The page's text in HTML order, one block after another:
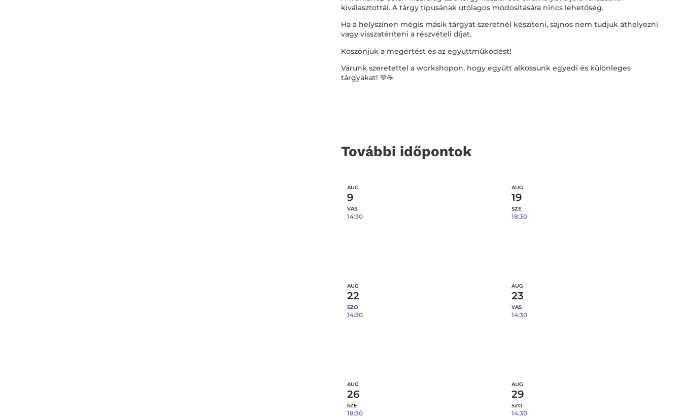
kiválasztottál. A tárgy típusának utólagos módosítására nincs lehetőség.
Ha a helyszínen mégis másik tárgyat szeretnél készíteni, sajnos nem tudjuk áthelyezni
vagy visszatéríteni a részvételi díjat.
Köszönjük a megértést és az együttműködést!
Várunk szeretettel a workshopon, hogy együtt alkossunk egyedi és különleges
tárgyakat! 💙☕️
További időpontok
AUG
9
VAS
14:30
AUG
19
SZE
18:30
AUG
22
SZO
14:30
AUG
23
VAS
14:30
AUG
26
SZE
18:30
AUG
29
SZO
14:30